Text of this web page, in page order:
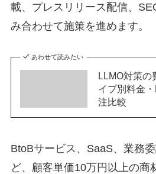
載、プレスリリース配信、
み合わせて施策を進めます。
あわせて読みたい
LLMO対策の
イプ別料金
注比較
BtoBサービス、SaaS、業務
ど、顧客単価10万円以上の商